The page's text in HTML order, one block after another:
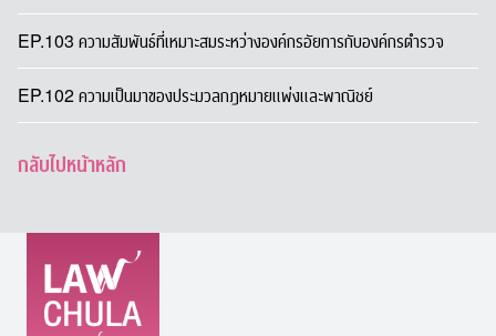
EP.103 ความสัมพันธ์ที่เหมาะสมระหว่างองค์กรอัยการกับองค์กรตำรวจ
EP.102 ความเป็นมาของประมวลกฎหมายแพ่งและพาณิชย์
กลับไปหน้าหลัก